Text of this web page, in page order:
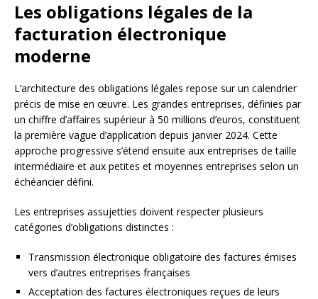
Les obligations légales de la
facturation électronique
moderne
L’architecture des obligations légales repose sur un calendrier
précis de mise en œuvre. Les grandes entreprises, définies par
un chiffre d’affaires supérieur à 50 millions d’euros, constituent
la première vague d’application depuis janvier 2024. Cette
approche progressive s’étend ensuite aux entreprises de taille
intermédiaire et aux petites et moyennes entreprises selon un
échéancier défini.
Les entreprises assujetties doivent respecter plusieurs
catégories d’obligations distinctes :
Transmission électronique obligatoire des factures émises
vers d’autres entreprises françaises
Acceptation des factures électroniques reçues de leurs